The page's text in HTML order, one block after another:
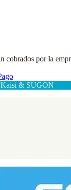
cobrados por la
& SUGON